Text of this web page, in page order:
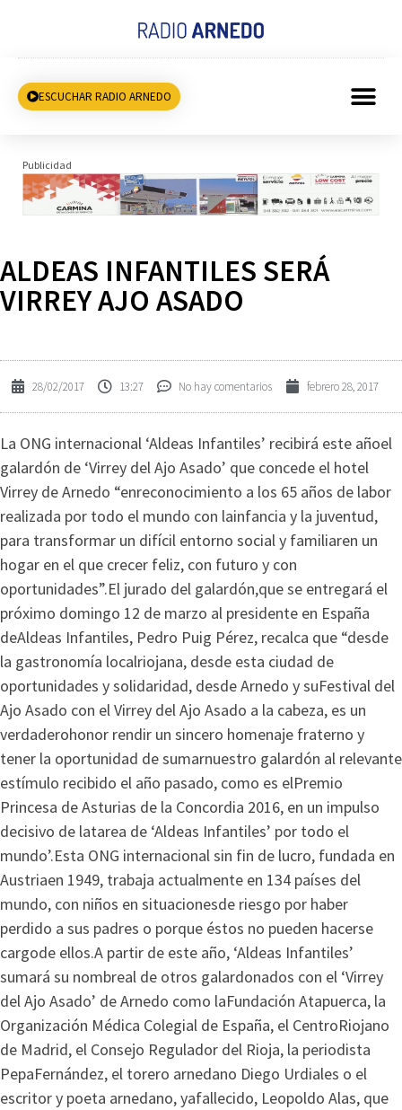
ESCUCHAR RADIO ARNEDO
Publicidad
ALDEAS INFANTILES SERÁ
VIRREY AJO ASADO
28/02/2017 13:27 No hay comentarios febrero 28, 2017
La ONG internacional ‘Aldeas Infantiles’ recibirá este añoel
galardón de ‘Virrey del Ajo Asado’ que concede el hotel
Virrey de Arnedo “enreconocimiento a los 65 años de labor
realizada por todo el mundo con lainfancia y la juventud,
para transformar un difícil entorno social y familiaren un
hogar en el que crecer feliz, con futuro y con
oportunidades”.El jurado del galardón,que se entregará el
próximo domingo 12 de marzo al presidente en España
deAldeas Infantiles, Pedro Puig Pérez, recalca que “desde
la gastronomía localriojana, desde esta ciudad de
oportunidades y solidaridad, desde Arnedo y suFestival del
Ajo Asado con el Virrey del Ajo Asado a la cabeza, es un
verdaderohonor rendir un sincero homenaje fraterno y
tener la oportunidad de sumarnuestro galardón al relevante
estímulo recibido el año pasado, como es elPremio
Princesa de Asturias de la Concordia 2016, en un impulso
decisivo de latarea de ‘Aldeas Infantiles’ por todo el
mundo’.Esta ONG internacional sin fin de lucro, fundada en
Austriaen 1949, trabaja actualmente en 134 países del
mundo, con niños en situacionesde riesgo por haber
perdido a sus padres o porque éstos no pueden hacerse
cargode ellos.A partir de este año, ‘Aldeas Infantiles’
sumará su nombreal de otros galardonados con el ‘Virrey
del Ajo Asado’ de Arnedo como laFundación Atapuerca, la
Organización Médica Colegial de España, el CentroRiojano
de Madrid, el Consejo Regulador del Rioja, la periodista
PepaFernández, el torero arnedano Diego Urdiales o el
escritor y poeta arnedano, yafallecido, Leopoldo Alas, que